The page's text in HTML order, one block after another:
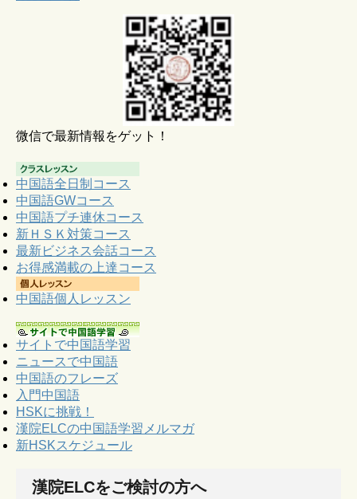
微信で最新情報をゲット！
中国語全日制コース
中国語GWコース
中国語プチ連休コース
新ＨＳＫ対策コース
最新ビジネス会話コース
お得感満載の上達コース
中国語個人レッスン
サイトで中国語学習
ニュースで中国語
中国語のフレーズ
入門中国語
HSKに挑戦！
漢院ELCの中国語学習メルマガ
新HSKスケジュール
漢院ELCをご検討の方へ